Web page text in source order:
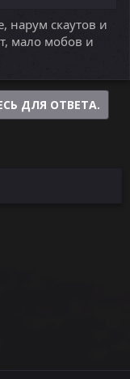
нарум скаутов и
мало мобов и
ДЛЯ ОТВЕТА.